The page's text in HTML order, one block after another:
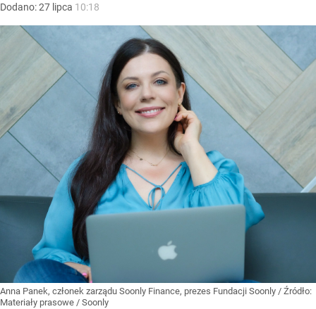
Dodano:27 lipca 10:18
Anna Panek, członek zarządu Soonly Finance, prezes Fundacji Soonly / Źródło:
Materiały prasowe / Soonly